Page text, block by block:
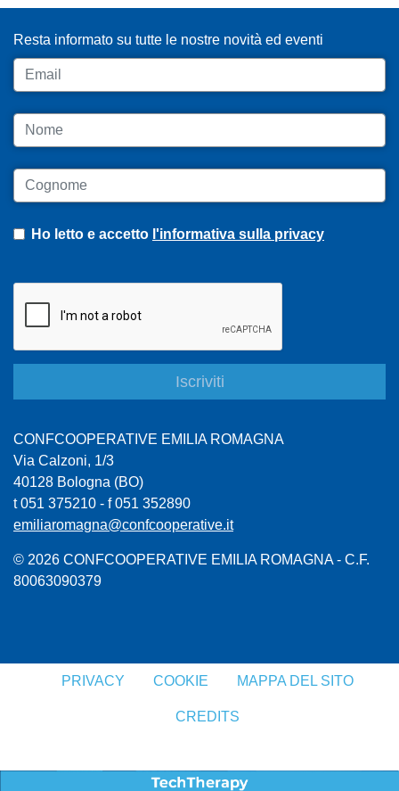
Resta informato su tutte le nostre novità ed eventi
Email
Nome
Cognome
Ho letto e accetto l'informativa sulla privacy
CONFCOOPERATIVE EMILIA ROMAGNA
Via Calzoni, 1/3
40128 Bologna (BO)
t 051 375210 - f 051 352890
emiliaromagna@confcooperative.it
© 2026 CONFCOOPERATIVE EMILIA ROMAGNA - C.F.
80063090379
PRIVACY COOKIE MAPPA DEL SITO
CREDITS